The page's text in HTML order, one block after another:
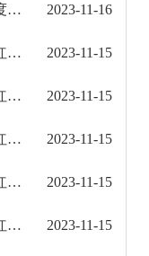
红河州教育体育局办理2023年度政协提案基本情况 2023-11-16
红河州工业和信息化局对政协红河州十三届二次会议第81号建议的答复 2023-11-15
红河州工业和信息化局对政协红河州十三届二次会议第407号提案的答复 2023-11-15
红河州工业和信息化局对政协红河州十三届二次会议第218号提案的答复 2023-11-15
红河州工业和信息化局对政协红河州十三届二次会议第64号提案的答复 2023-11-15
红河州工业和信息化局对政协红河州十三届二次会议第146号提案的答复 2023-11-15